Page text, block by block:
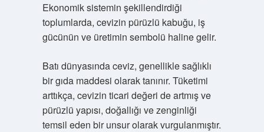
Ekonomik sistemin şekillendirdiği
toplumlarda, cevizin pürüzlü kabuğu, iş
gücünün ve üretimin sembolü haline gelir.
Batı dünyasında ceviz, genellikle sağlıklı
bir gıda maddesi olarak tanınır. Tüketimi
arttıkça, cevizin ticari değeri de artmış ve
pürüzlü yapısı, doğallığı ve zenginliği
temsil eden bir unsur olarak vurgulanmıştır.